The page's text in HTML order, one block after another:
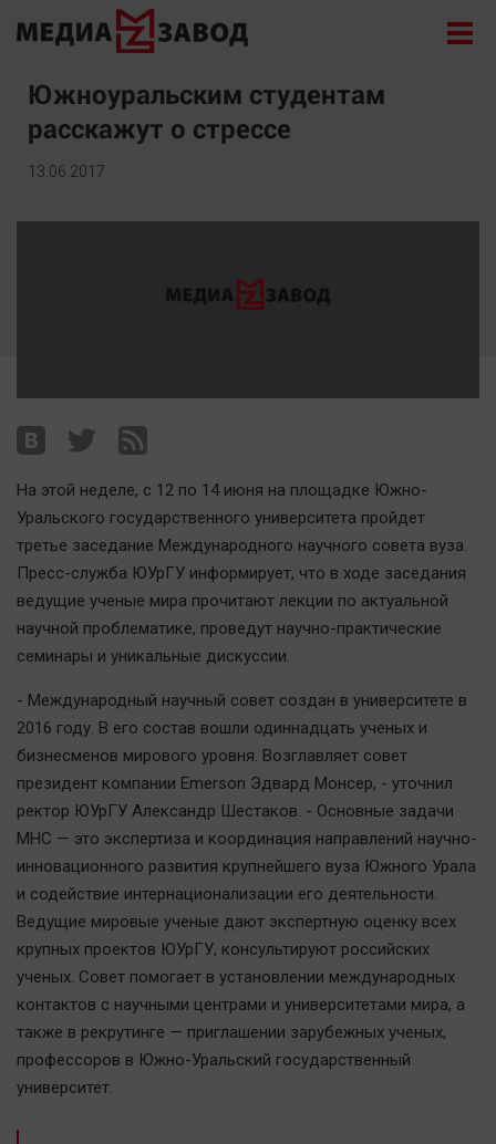
Новости
Экономика
Происшествия
Поиск
Наша победа
Общество
Политика
Экономика
Культура
Курилка
Мнения
Спорт
Технологии
Отраслевые темы
Образование
Автомобили
XX век: криминальные уроки
Банки
Южноуральским студентам
расскажут о стрессе
13.06.2017
На этой неделе, с 12 по 14 июня на площадке Южно-
Уральского государственного университета пройдет
третье заседание Международного научного совета вуза.
Пресс-служба ЮУрГУ информирует, что в ходе заседания
ведущие ученые мира прочитают лекции по актуальной
научной проблематике, проведут научно-практические
семинары и уникальные дискуссии.
- Международный научный совет создан в университете в
2016 году. В его состав вошли одиннадцать ученых и
бизнесменов мирового уровня. Возглавляет совет
президент компании Emerson Эдвард Монсер, - уточнил
ректор ЮУрГУ Александр Шестаков. - Основные задачи
МНС — это экспертиза и координация направлений научно-
инновационного развития крупнейшего вуза Южного Урала
и содействие интернационализации его деятельности.
Ведущие мировые ученые дают экспертную оценку всех
крупных проектов ЮУрГУ, консультируют российских
ученых. Совет помогает в установлении международных
контактов с научными центрами и университетами мира, а
также в рекрутинге — приглашении зарубежных ученых,
профессоров в Южно-Уральский государственный
университет.